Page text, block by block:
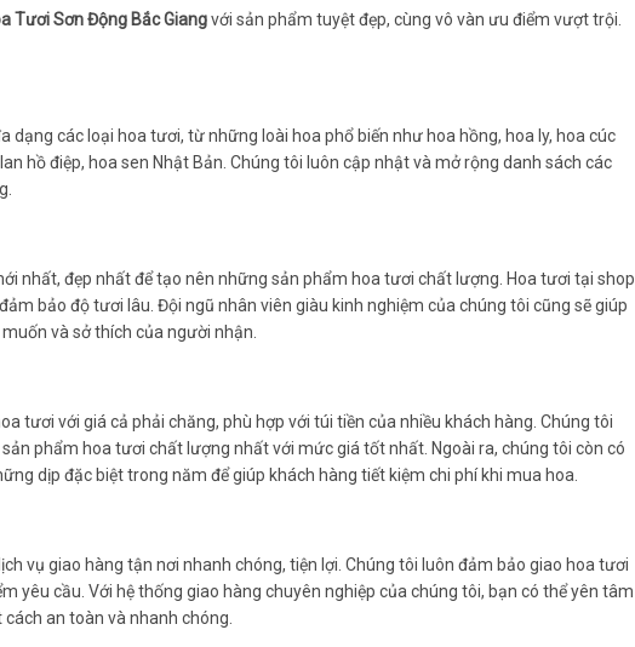
Tươi Sơn Động Bắc Giangvới sản phẩm tuyệt đẹp, cùng vô vàn ưu điểm vượt trội.
dạng các loại hoa tươi, từ những loài hoa phổ biến như hoa hồng, hoa ly, hoa cúc
hồ điệp, hoa sen Nhật Bản. Chúng tôi luôn cập nhật và mở rộng danh sách các
nhất, đẹp nhất để tạo nên những sản phẩm hoa tươi chất lượng. Hoa tươi tại shop
bảo độ tươi lâu. Đội ngũ nhân viên giàu kinh nghiệm của chúng tôi cũng sẽ giúp
và sở thích của người nhận.
tươi với giá cả phải chăng, phù hợp với túi tiền của nhiều khách hàng. Chúng tôi
phẩm hoa tươi chất lượng nhất với mức giá tốt nhất. Ngoài ra, chúng tôi còn có
dịp đặc biệt trong năm để giúp khách hàng tiết kiệm chi phí khi mua hoa.
vụ giao hàng tận nơi nhanh chóng, tiện lợi. Chúng tôi luôn đảm bảo giao hoa tươi
yêu cầu. Với hệ thống giao hàng chuyên nghiệp của chúng tôi, bạn có thể yên tâm
an toàn và nhanh chóng.